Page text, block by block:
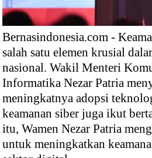
Bernasindonesia.com -
salah satu elemen krusial
nasional. Wakil Menteri
Informatika Nezar Patria
meningkatnya adopsi
keamanan siber juga ikut
itu, Wamen Nezar Patria
untuk meningkatkan